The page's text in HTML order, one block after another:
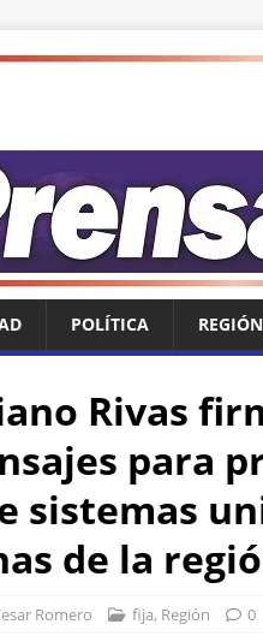
POLÍTICA REGIÓN
Rivas
para
sistemas
de la
Romero fija, Región 0